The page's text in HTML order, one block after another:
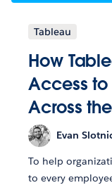
Tableau
How
Access
Across
Evan
To help
to every